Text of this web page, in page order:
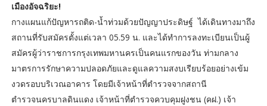
เมืองอัจฉริยะ!
กางแผนแก้ปัญหารถติด-น้ำท่วมด้วยปัญญาประดิษฐ์ ได้เดินทางมาถึง
สถานที่รับสมัครตั้งแต่เวลา 05.59 น. และได้ทำการลงทะเบียนเป็นผู้
สมัครผู้ว่าราชการกรุงเทพมหานครเป็นคนแรกของวัน ท่ามกลาง
มาตรการรักษาความปลอดภัยและดูแลความสงบเรียบร้อยอย่างเข้ม
งวดรอบบริเวณอาคาร โดยมีเจ้าหน้าที่ตำรวจจากสถานี
ตำรวจนครบาลดินแดง เจ้าหน้าที่ตำรวจควบคุมฝูงชน (คฝ.) เจ้า